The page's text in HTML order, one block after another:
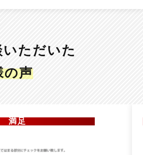
ただいた
の声
満足